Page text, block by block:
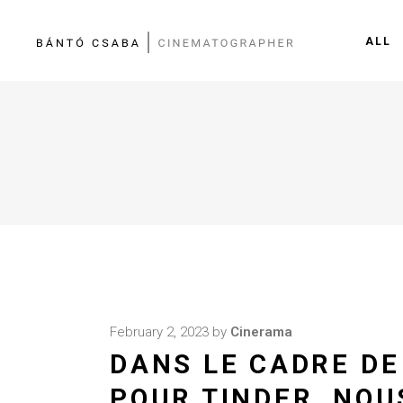
ALL
February 2, 2023 by Cinerama
DANS LE CADRE